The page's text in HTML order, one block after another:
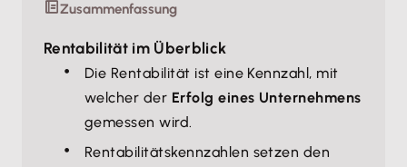
Zusammenfassung
Rentabilität im Überblick
Die Rentabilität ist eine Kennzahl, mit
welcher der Erfolg eines Unternehmens
gemessen wird.
Rentabilitätskennzahlen setzen den